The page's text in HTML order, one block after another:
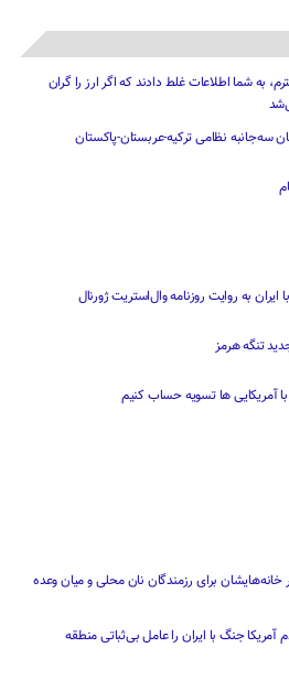
به شما اطلاعات غلط دادند که اگر ارز را گران
سه‌جانبه نظامی ترکیه-عربستان-پاکستان
به روایت روزنامه وال‌استریت ژورنال
تنگه هرمز
آمریکایی ها تسویه حساب کنیم
خانه‌هایشان برای رزمندگان نان محلی و میان وعده
آمریکا جنگ با ایران را عامل بی‌ثباتی منطقه